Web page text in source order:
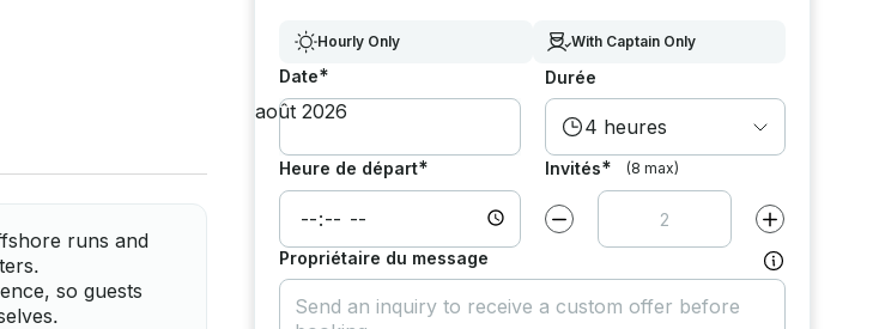
runs and
so guests
Hourly Only With Captain Only
Date* Durée
4 heures
Heure de départ* Invités* (8 max)
Diminuer la valeur par Augmenter la
Propriétaire du message